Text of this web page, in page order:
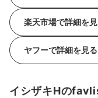
楽天市場で詳細を
ヤフーで詳細を見る
イシザキHの